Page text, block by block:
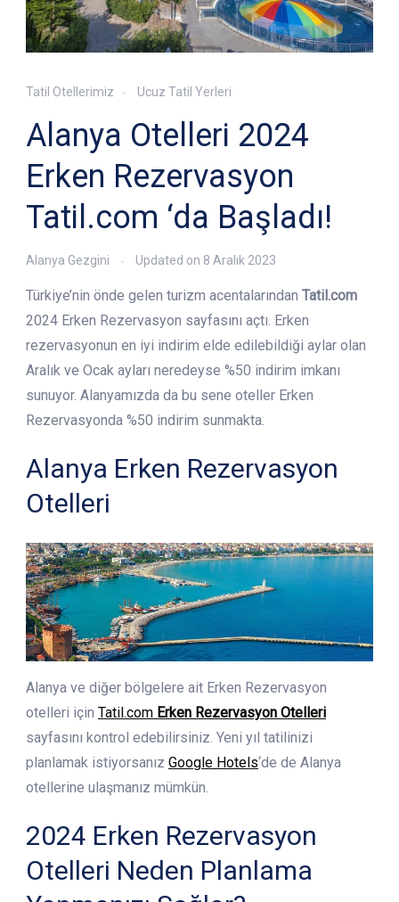
Tatil Otellerimiz Ucuz Tatil Yerleri
Alanya Otelleri 2024
Erken Rezervasyon
Tatil.com ‘da Başladı!
Alanya Gezgini Updated on 8 Aralık 2023
Türkiye’nin önde gelen turizm acentalarından Tatil.com
2024 Erken Rezervasyon sayfasını açtı. Erken
rezervasyonun en iyi indirim elde edilebildiği aylar olan
Aralık ve Ocak ayları neredeyse %50 indirim imkanı
sunuyor. Alanyamızda da bu sene oteller Erken
Rezervasyonda %50 indirim sunmakta.
Alanya Erken Rezervasyon
Otelleri
Alanya ve diğer bölgelere ait Erken Rezervasyon
otelleri için Tatil.com Erken Rezervasyon Otelleri
sayfasını kontrol edebilirsiniz. Yeni yıl tatilinizi
planlamak istiyorsanız Google Hotels‘de de Alanya
otellerine ulaşmanız mümkün.
2024 Erken Rezervasyon
Otelleri Neden Planlama